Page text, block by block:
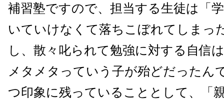
補習塾ですので、担当する生徒は「
いていけなくて落ちこぼれてしまっ
し、散々叱られて勉強に対する自信
メタメタっていう子が殆どだったん
つ印象に残っていることとして、「